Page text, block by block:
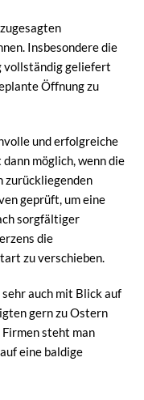
Insbesondere die
vollständig geliefert
Öffnung zu
und erfolgreiche
möglich, wenn die
zurückliegenden
geprüft, um eine
sorgfältiger
die
zu verschieben.
auch mit Blick auf
gern zu Ostern
steht man
eine baldige